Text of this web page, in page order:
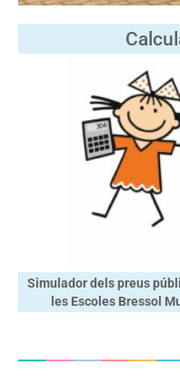
Simulador dels preus
les Escoles Bressol